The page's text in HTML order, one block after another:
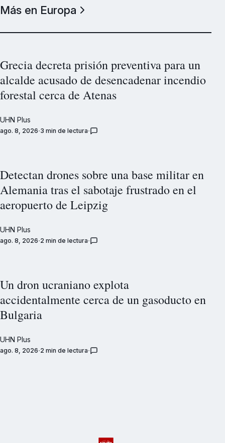
Más en Europa
Grecia decreta prisión preventiva para un
alcalde acusado de desencadenar incendio
forestal cerca de Atenas
UHN Plus
ago. 8, 2026 3 min de lectura
Detectan drones sobre una base militar en
Alemania tras el sabotaje frustrado en el
aeropuerto de Leipzig
UHN Plus
ago. 8, 2026 2 min de lectura
Un dron ucraniano explota
accidentalmente cerca de un gasoducto en
Bulgaria
UHN Plus
ago. 8, 2026 2 min de lectura